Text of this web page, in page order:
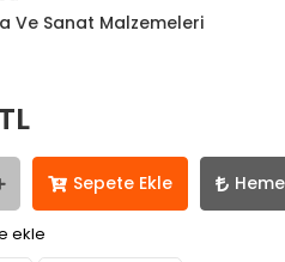
Ve Sanat Malzemeleri
Sepete Ekle
ekle